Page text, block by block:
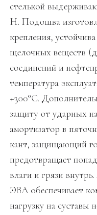
стелькой
Н. Подошва
крепления,
щелочных веществ
соединений и
температура
+300°С.
защиту от ударных
амортизатор в
кант, защищающий
предотвращает
влаги и грязи
ЭВА обеспечивает
нагрузку на суставы